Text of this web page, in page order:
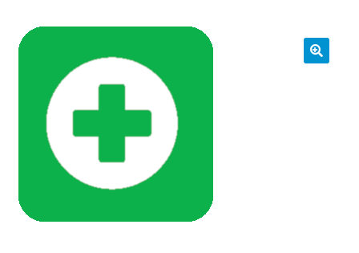
l’association
Actualités
Contact